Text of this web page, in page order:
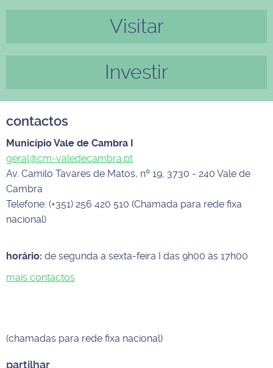
Visitar
Investir
contactos
Município Vale de Cambra I
geral@cm-valedecambra.pt
Av. Camilo Tavares de Matos, nº 19, 3730 - 240 Vale de
Cambra
Telefone: (+351) 256 420 510 (Chamada para rede fixa
nacional)
horário: de segunda a sexta-feira I das 9h00 às 17h00
mais contactos
(chamadas para rede fixa nacional)
partilhar